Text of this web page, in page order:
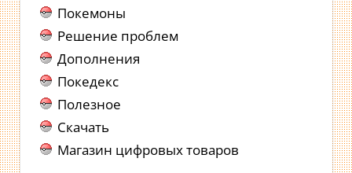
Покемоны
Решение проблем
Дополнения
Покедекс
Полезное
Скачать
Магазин цифровых товаров